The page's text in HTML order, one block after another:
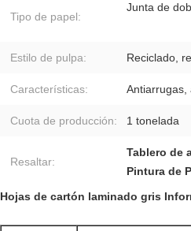
Tipo de papel:
Junta de
Estilo de pulpa: Reciclado,
Características: Antiarrugas,
Cuota de producción: 1 tonelada
Resaltar:
Tablero de
Pintura de
Hojas de cartón laminado gris